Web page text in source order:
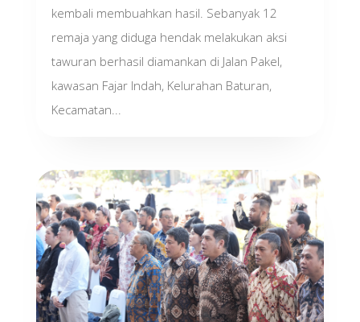
kembali membuahkan hasil. Sebanyak 12
remaja yang diduga hendak melakukan aksi
tawuran berhasil diamankan di Jalan Pakel,
kawasan Fajar Indah, Kelurahan Baturan,
Kecamatan...